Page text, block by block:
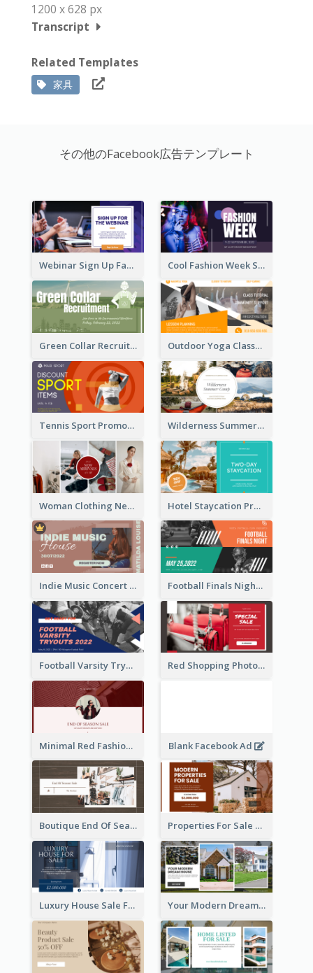
1200 x 628 px
Transcript
Related Templates
家具
その他のFacebook広告テンプレート
Webinar Sign Up Facebook Ad Cool Fashion Week Sale Facebook Ad
Green Collar Recruit Facebook Ad Outdoor Yoga Classes Facebook Ad
Tennis Sport Promote Facebook Ad Wilderness Summer Camp Facebook Post
Woman Clothing New Arrivals Facebook Ad Hotel Staycation Promotion Facebook Ad
Indie Music Concert Facebook Ad Football Finals Night Watching Facebook Ad
Football Varsity Tryouts Sports Facebook Ad Red Shopping Photo Special Sale Facebook Ad
Minimal Red Fashion Photo Sale Facebook Ad Blank Facebook Ad
Boutique End Of Season Sale Facebook Ad Properties For Sale Facebook Ad
Luxury House Sale Facebook Ad Your Modern Dream House Facebook Ad